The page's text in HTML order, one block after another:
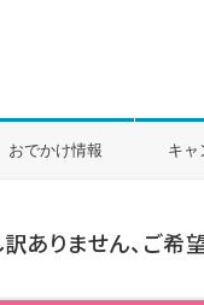
おでかけ情報 キャ
ありません、ご希